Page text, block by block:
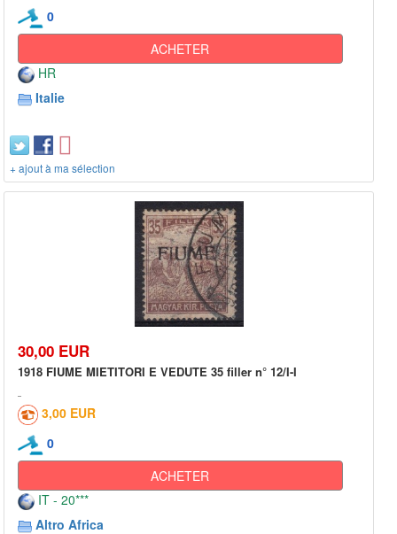
0
ACHETER
HR
Italie
+ ajout à ma sélection
30,00 EUR
1918 FIUME MIETITORI E VEDUTE 35 filler n° 12/I-I
3,00 EUR
0
ACHETER
IT - 20***
Altro Africa